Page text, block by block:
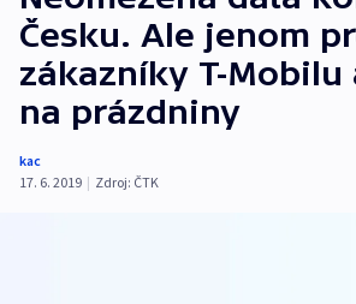
Česku. Ale jenom
zákazníky T-Mobilu
na prázdniny
kac
17. 6. 2019 | Zdroj: ČTK